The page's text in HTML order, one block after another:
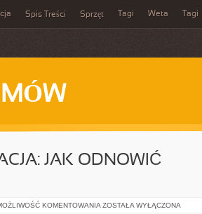
Spis Treści Sprzęt Tagi Weta Tagi
JAK ODNOWIĆ
KOMENTOWANIA NOWOCZESNA
ZOSTAŁA WYŁĄCZONA